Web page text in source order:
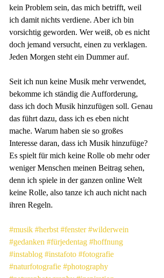
kein Problem sein, das mich betrifft, weil
ich damit nichts verdiene. Aber ich bin
vorsichtig geworden. Wer weiß, ob es nicht
doch jemand versucht, einen zu verklagen.
Jeden Morgen steht ein Dummer auf.
Seit ich nun keine Musik mehr verwendet,
bekomme ich ständig die Aufforderung,
dass ich doch Musik hinzufügen soll. Genau
das führt dazu, dass ich es eben nicht
mache. Warum haben sie so großes
Interesse daran, dass ich Musik hinzufüge?
Es spielt für mich keine Rolle ob mehr oder
weniger Menschen meinen Beitrag sehen,
denn ich spiele in der ganzen online Welt
keine Rolle, also tanze ich auch nicht nach
ihren Regeln.
#musik #herbst #fenster #wilderwein
#gedanken #fürjedentag #hoffnung
#instablog #instafoto #fotografie
#naturfotografie #photography